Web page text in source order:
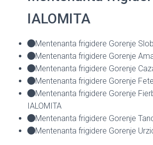
IALOMITA
Mentenanta frigidere Gorenje
Mentenanta frigidere Gorenje
Mentenanta frigidere Gorenje
Mentenanta frigidere Gorenje
Mentenanta frigidere Gorenje
IALOMITA
Mentenanta frigidere Gorenje
Mentenanta frigidere Gorenje